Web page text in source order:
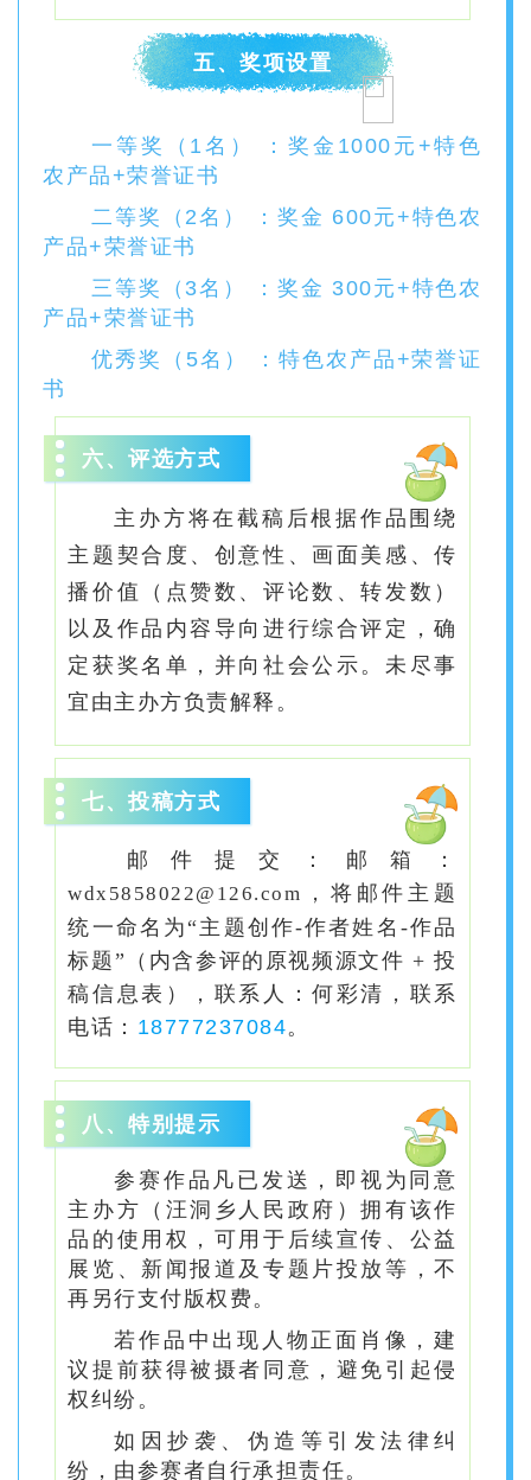
五、奖项设置
一等奖（1名） ：奖金1000元+特色
农产品+荣誉证书
二等奖（2名） ：奖金 600元+特色农
产品+荣誉证书
三等奖（3名） ：奖金 300元+特色农
产品+荣誉证书
优秀奖（5名） ：特色农产品+荣誉证
书
六、评选方式
主办方将在截稿后根据作品围绕
主题契合度、创意性、画面美感、传
播价值（点赞数、评论数、转发数）
以及作品内容导向进行综合评定，确
定获奖名单，并向社会公示。未尽事
宜由主办方负责解释。
七、投稿方式
邮件提交：邮箱 ：
wdx5858022@126.com ，将邮件主题
统一命名为“主题创作-作者姓名-作品
标题”（内含参评的原视频源文件 + 投
稿信息表），联系人：何彩清， 联系
电话： 18777237084。
八、特别提示
参赛作品凡已发送，即视为同意
主办方（汪洞乡人民政府）拥有该作
品的使用权，可用于后续宣传、公益
展览、新闻报道及专题片投放等，不
再另行支付版权费。
若作品中出现人物正面肖像，建
议提前获得被摄者同意，避免引起侵
权纠纷。
如因抄袭、伪造等引发法律纠
纷，由参赛者自行承担责任。